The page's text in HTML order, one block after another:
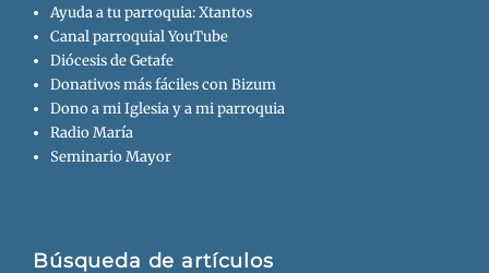
Ayuda a tu parroquia: Xtantos
Canal parroquial YouTube
Diócesis de Getafe
Donativos más fáciles con Bizum
Dono a mi Iglesia y a mi parroquia
Radio María
Seminario Mayor
Búsqueda de artículos